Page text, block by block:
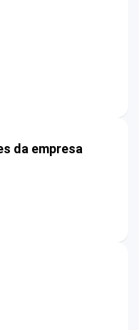
da empresa